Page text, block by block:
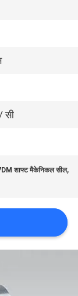
सी
शाफ्ट मैकेनिकल सील,